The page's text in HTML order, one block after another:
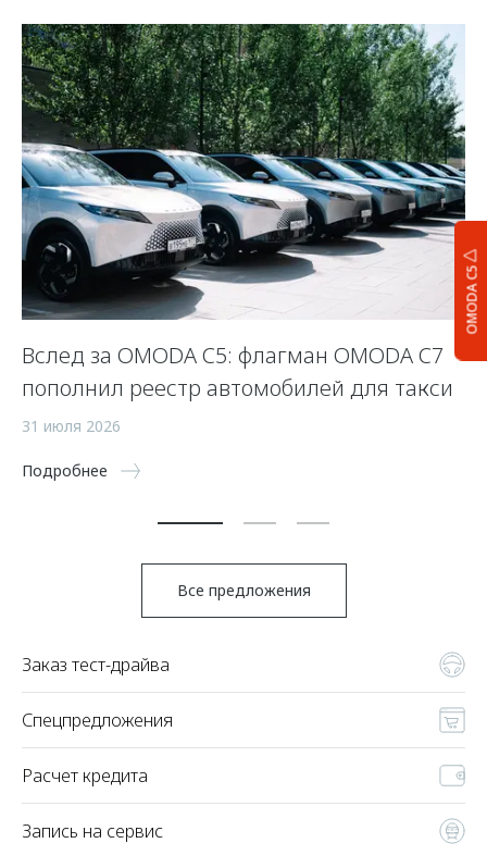
OMODA C5
Вслед за OMODA C5: флагман OMODA C7
пополнил реестр автомобилей для такси
31 июля 2026
Подробнее
Все предложения
Заказ тест-драйва
Спецпредложения
Расчет кредита
Запись на сервис